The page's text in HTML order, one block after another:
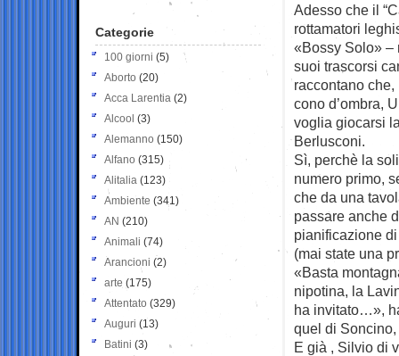
Adesso che il
rottamatori
«Bossy Solo» –
suoi trascorsi
raccontano
cono d’ombra,
voglia giocarsi
Berlusconi.
Sì, perchè la
numero primo,
che da una
passare anche
pianificazione
(mai state una
«Basta
nipotina, la
ha invitato…»,
quel di
E già , Silvio di
Categorie
100 giorni (5)
Aborto (20)
Acca Larentia (2)
Alcool (3)
Alemanno (150)
Alfano (315)
Alitalia (123)
Ambiente (341)
AN (210)
Animali (74)
Arancioni (2)
arte (175)
Attentato (329)
Auguri (13)
Batini (3)